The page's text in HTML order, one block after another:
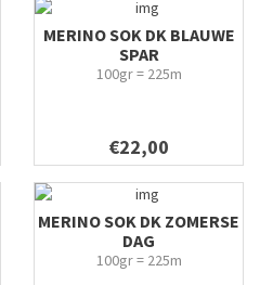
MERINO SOK DK BLAUWE
SPAR
100gr = 225m
€22,00
MERINO SOK DK ZOMERSE
DAG
100gr = 225m